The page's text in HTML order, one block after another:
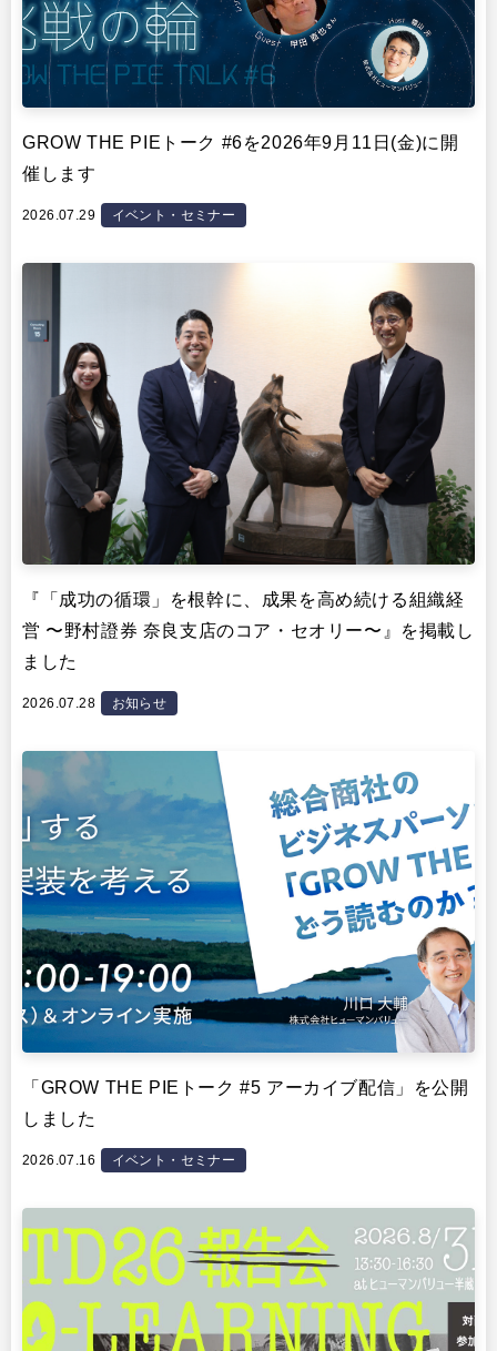
GROW THE PIEトーク #6を2026年9月11日(金)に開
催します
2026.07.29 イベント・セミナー
『「成功の循環」を根幹に、成果を高め続ける組織経
営 〜野村證券 奈良支店のコア・セオリー〜』を掲載し
ました
2026.07.28 お知らせ
「GROW THE PIEトーク #5 アーカイブ配信」を公開
しました
2026.07.16 イベント・セミナー